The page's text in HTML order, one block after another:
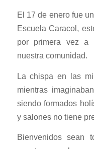
El 17 de enero fue
Escuela Caracol,
por primera vez a
nuestra comunidad.
La chispa en las
mientras
siendo formados
y salones no tiene
Bienvenidos sean